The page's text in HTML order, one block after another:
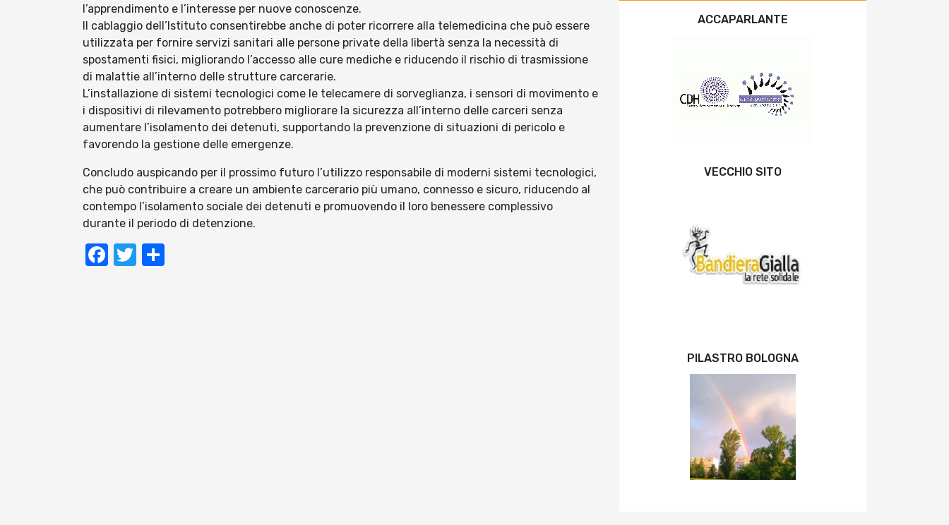
l’apprendimento e l’interesse per nuove conoscenze.
Il cablaggio dell’Istituto consentirebbe anche di poter ricorrere alla telemedicina che può essere
utilizzata per fornire servizi sanitari alle persone private della libertà senza la necessità di
spostamenti fisici, migliorando l’accesso alle cure mediche e riducendo il rischio di trasmissione
di malattie all’interno delle strutture carcerarie.
L’installazione di sistemi tecnologici come le telecamere di sorveglianza, i sensori di movimento e
i dispositivi di rilevamento potrebbero migliorare la sicurezza all’interno delle carceri senza
aumentare l’isolamento dei detenuti, supportando la prevenzione di situazioni di pericolo e
favorendo la gestione delle emergenze.
Concludo auspicando per il prossimo futuro l’utilizzo responsabile di moderni sistemi tecnologici,
che può contribuire a creare un ambiente carcerario più umano, connesso e sicuro, riducendo al
contempo l’isolamento sociale dei detenuti e promuovendo il loro benessere complessivo
durante il periodo di detenzione.
Facebook
Twitter
ACCAPARLANTE
VECCHIO SITO
PILASTRO BOLOGNA